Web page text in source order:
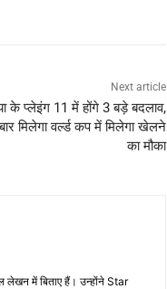
Next article
के प्लेइंग 11 में होंगे 3 बड़े बदलाव,
मिलेगा वर्ल्ड कप में मिलेगा खेलने
का मौका
में बिताए हैं। उन्होंने Star